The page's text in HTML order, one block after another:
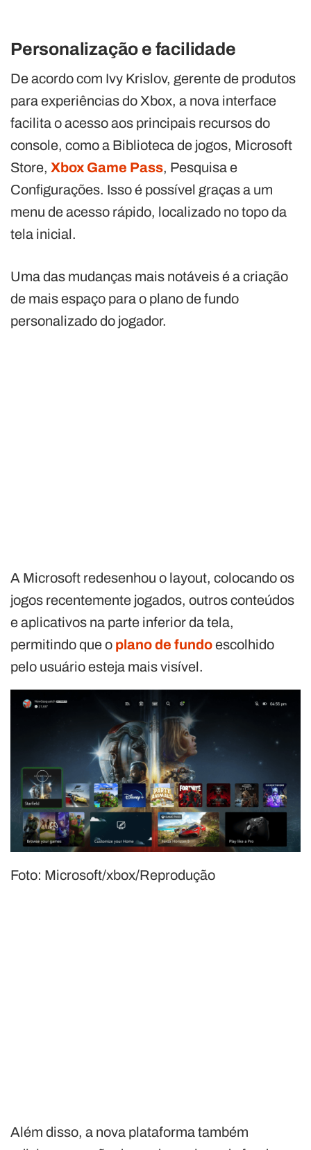
Personalização e facilidade
De acordo com Ivy Krislov, gerente de produtos
para experiências do Xbox, a nova interface
facilita o acesso aos principais recursos do
console, como a Biblioteca de jogos, Microsoft
Store, Xbox Game Pass, Pesquisa e
Configurações. Isso é possível graças a um
menu de acesso rápido, localizado no topo da
tela inicial.
Uma das mudanças mais notáveis é a criação
de mais espaço para o plano de fundo
personalizado do jogador.
A Microsoft redesenhou o layout, colocando os
jogos recentemente jogados, outros conteúdos
e aplicativos na parte inferior da tela,
permitindo que o plano de fundoescolhido
pelo usuário esteja mais visível.
Foto: Microsoft/xbox/Reprodução
Além disso, a nova plataforma também